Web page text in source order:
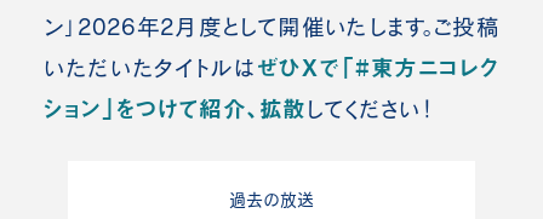
ン」2026年2月度として開催いたします。ご投稿
いただいたタイトルは ぜひXで「#東方ニコレク
ション」をつけて紹介、拡散 してください！
過去の放送